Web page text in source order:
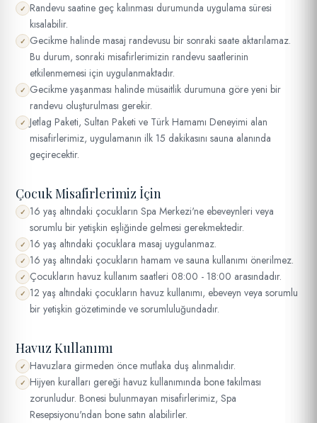
✓ Randevu saatine geç kalınması durumunda uygulama süresi
kısalabilir.
✓ Gecikme halinde masaj randevusu bir sonraki saate aktarılamaz.
Bu durum, sonraki misafirlerimizin randevu saatlerinin
etkilenmemesi için uygulanmaktadır.
✓ Gecikme yaşanması halinde müsaitlik durumuna göre yeni bir
randevu oluşturulması gerekir.
✓ Jetlag Paketi, Sultan Paketi ve Türk Hamamı Deneyimi alan
misafirlerimiz, uygulamanın ilk 15 dakikasını sauna alanında
geçirecektir.
Çocuk Misafirlerimiz İçin
✓ 16 yaş altındaki çocukların Spa Merkezi'ne ebeveynleri veya
sorumlu bir yetişkin eşliğinde gelmesi gerekmektedir.
✓ 16 yaş altındaki çocuklara masaj uygulanmaz.
✓ 16 yaş altındaki çocukların hamam ve sauna kullanımı önerilmez.
✓ Çocukların havuz kullanım saatleri 08:00 - 18:00 arasındadır.
✓ 12 yaş altındaki çocukların havuz kullanımı, ebeveyn veya sorumlu
bir yetişkin gözetiminde ve sorumluluğundadır.
Havuz Kullanımı
✓ Havuzlara girmeden önce mutlaka duş alınmalıdır.
✓ Hijyen kuralları gereği havuz kullanımında bone takılması
zorunludur. Bonesi bulunmayan misafirlerimiz, Spa
Resepsiyonu'ndan bone satın alabilirler.